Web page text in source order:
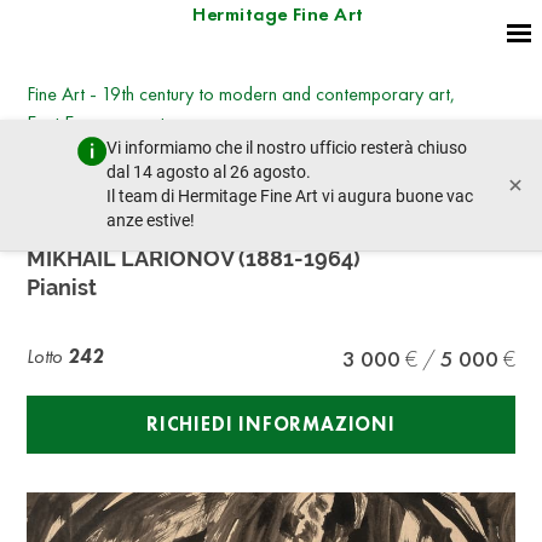
Hermitage Fine Art
Vi informiamo che il nostro ufficio resterà chiuso
dal 14 agosto al 26 agosto.
Il team di Hermitage Fine Art vi augura buone vac
anze estive!
×
Fine Art - 19th century to modern and contemporary art,
East European art
mercoledì 8 marzo 2023 - 14:30
lotto precedente lotto prossimo
MIKHAIL LARIONOV (1881-1964)
Pianist
Lotto 242 3 000 5 000
RICHIEDI INFORMAZIONI